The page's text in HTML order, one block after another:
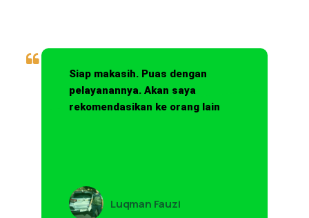
Siap makasih. Puas dengan
pelayanannya. Akan saya
rekomendasikan ke orang lain
Luqman Fauzi